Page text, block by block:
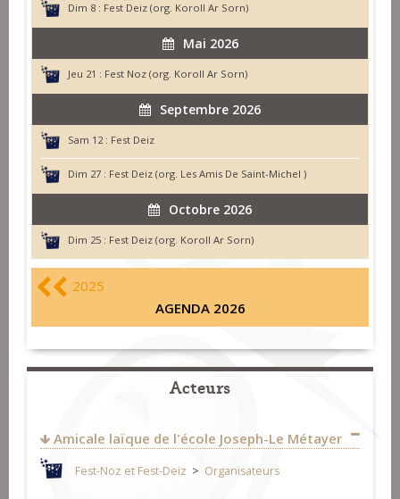
Dim 8 : Fest Deiz (org. Koroll Ar Sorn)
Mai 2026
Jeu 21 : Fest Noz (org. Koroll Ar Sorn)
Septembre 2026
Sam 12 : Fest Deiz
Dim 27 : Fest Deiz (org. Les Amis De Saint-Michel )
Octobre 2026
Dim 25 : Fest Deiz (org. Koroll Ar Sorn)
2025
AGENDA 2026
Acteurs
Amicale laïque de l'école Joseph-Le Métayer
Fest-Noz et Fest-Deiz > Organisateurs